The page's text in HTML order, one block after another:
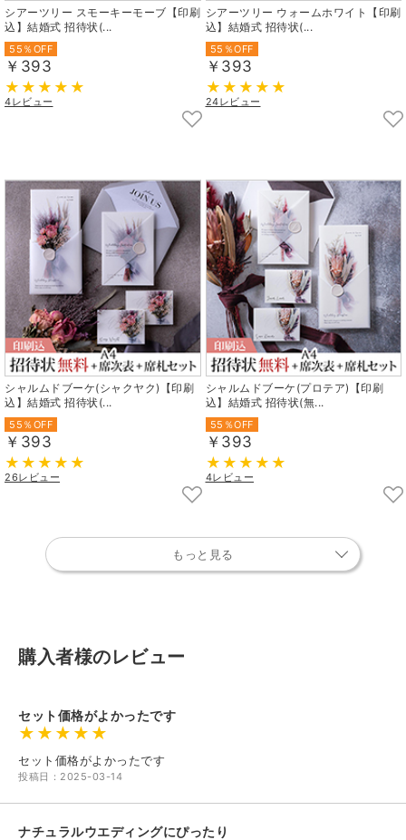
シアーツリー スモーキーモーブ【印刷
込】結婚式 招待状(...
55％OFF
￥393
4レビュー
シアーツリー ウォームホワイト【印刷
込】結婚式 招待状(...
55％OFF
￥393
24レビュー
シャルムドブーケ(シャクヤク)【印刷
込】結婚式 招待状(...
55％OFF
￥393
26レビュー
シャルムドブーケ(プロテア)【印刷
込】結婚式 招待状(無...
55％OFF
￥393
4レビュー
もっと見る
購入者様のレビュー
セット価格がよかったです
セット価格がよかったです
投稿日：2025-03-14
ナチュラルウエディングにぴったり